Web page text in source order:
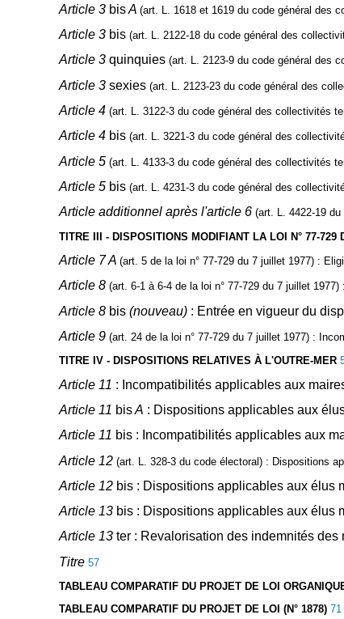
Article 3 bisA (art. L. 1618 et 1619 du code général des
Article 3 bis (art. L. 2122-18 du code général des
Article 3 quinquies (art. L. 2123-9 du code général des
Article 3 sexies (art. L. 2123-23 du code général des
Article 4 (art. L. 3122-3 du code général des collectivités
Article 4 bis (art. L. 3221-3 du code général des
Article 5 (art. L. 4133-3 du code général des collectivités
Article 5 bis (art. L. 4231-3 du code général des
Article additionnel après l'article 6 (art. L. 4422-19
TITRE III - DISPOSITIONS MODIFIANT LA LOI N° 77-
Article 7 A (art. 5 de la loi n° 77-729 du 7 juillet 1977):
Article 8 (art. 6-1 à 6-4 de la loi n° 77-729 du 7 juillet 1977):
Article 8 bis(nouveau): Entrée en vigueur du
Article 9 (art. 24 de la loi n° 77-729 du 7 juillet 1977):
TITRE IV - DISPOSITIONS RELATIVES À L'OUTRE-MER
Article 11 : Incompatibilités applicables aux
Article 11 bisA : Dispositions applicables aux
Article 11 bis : Incompatibilités applicables aux
Article 12(art. L. 328-3 du code électoral): Dispositions
Article 12 bis : Dispositions applicables aux élus
Article 13 bis : Dispositions applicables aux élus
Article 13 ter : Revalorisation des indemnités des
Titre 57
TABLEAU COMPARATIF DU PROJET DE LOI
TABLEAU COMPARATIF DU PROJET DE LOI (N° 1878) 71